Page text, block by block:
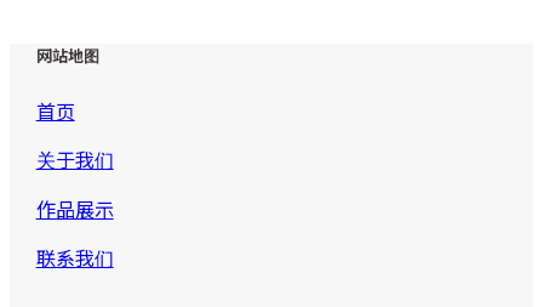
网站地图
首页
关于我们
作品展示
联系我们